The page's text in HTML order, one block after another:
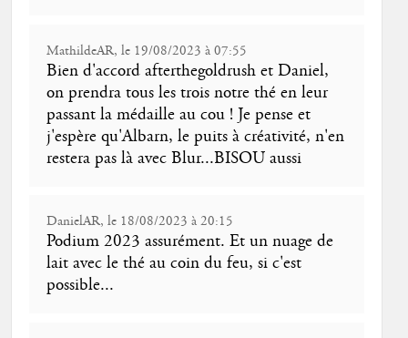
MathildeAR, le 19/08/2023 à 07:55
Bien d'accord afterthegoldrush et Daniel,
on prendra tous les trois notre thé en leur
passant la médaille au cou ! Je pense et
j'espère qu'Albarn, le puits à créativité, n'en
restera pas là avec Blur...BISOU aussi
DanielAR, le 18/08/2023 à 20:15
Podium 2023 assurément. Et un nuage de
lait avec le thé au coin du feu, si c'est
possible...